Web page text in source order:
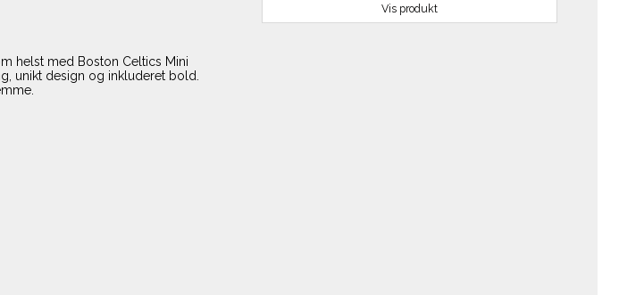
helst med Boston Celtics Mini
unikt design og inkluderet bold.
Vis produkt